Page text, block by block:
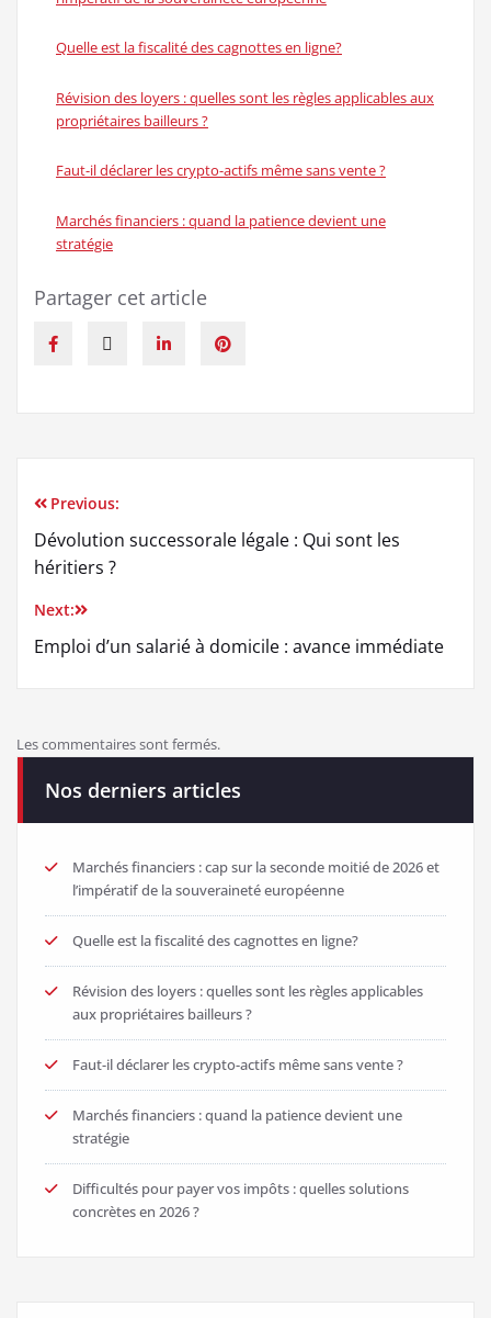
Quelle est la fiscalité des cagnottes en ligne?
Révision des loyers : quelles sont les règles applicables aux
propriétaires bailleurs ?
Faut-il déclarer les crypto-actifs même sans vente ?
Marchés financiers : quand la patience devient une
stratégie
Partager cet article
Previous:
Dévolution successorale légale : Qui sont les
héritiers ?
Next:
Emploi d’un salarié à domicile : avance immédiate
Les commentaires sont fermés.
Nos derniers articles
Marchés financiers : cap sur la seconde moitié de 2026 et
l’impératif de la souveraineté européenne
Quelle est la fiscalité des cagnottes en ligne?
Révision des loyers : quelles sont les règles applicables
aux propriétaires bailleurs ?
Faut-il déclarer les crypto-actifs même sans vente ?
Marchés financiers : quand la patience devient une
stratégie
Difficultés pour payer vos impôts : quelles solutions
concrètes en 2026 ?